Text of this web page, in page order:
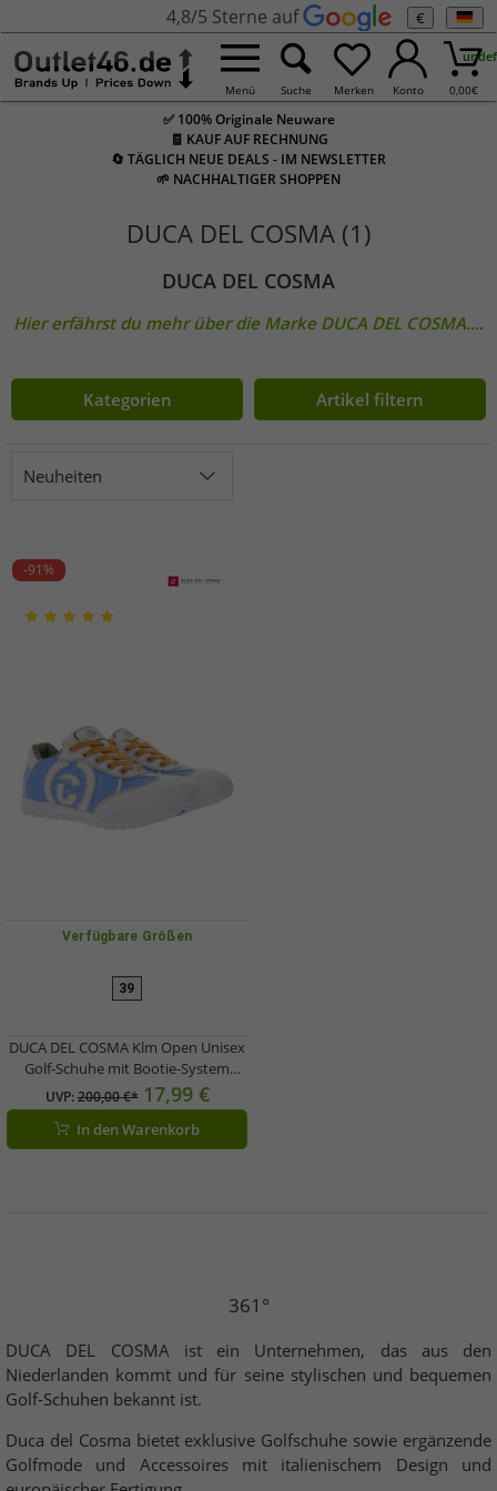
4,8/5 Sterne auf €
Menü Suche Merken Konto 0,00€
✅ 100% Originale Neuware
🧾 KAUF AUF RECHNUNG
🔄 TÄGLICH NEUE DEALS - IM NEWSLETTER
🌱 NACHHALTIGER SHOPPEN
DUCA DEL COSMA (1)
DUCA DEL COSMA
Hier erfährst du mehr über die Marke DUCA DEL COSMA....
Kategorien Artikel filtern
Neuheiten
-91%
Verfügbare Größen
39
DUCA DEL COSMA Klm Open Unisex
Golf-Schuhe mit Bootie-System
Echtleder-Schuhe Sport-Schuhe
120981-20 Weiß/Blau
UVP:200,00 €* 17,99 €
In den Warenkorb
361°
DUCA DEL COSMA ist ein Unternehmen, das aus den
Niederlanden kommt und für seine stylischen und bequemen
Golf-Schuhen bekannt ist.
Duca del Cosma bietet exklusive Golfschuhe sowie ergänzende
Golfmode und Accessoires mit italienischem Design und